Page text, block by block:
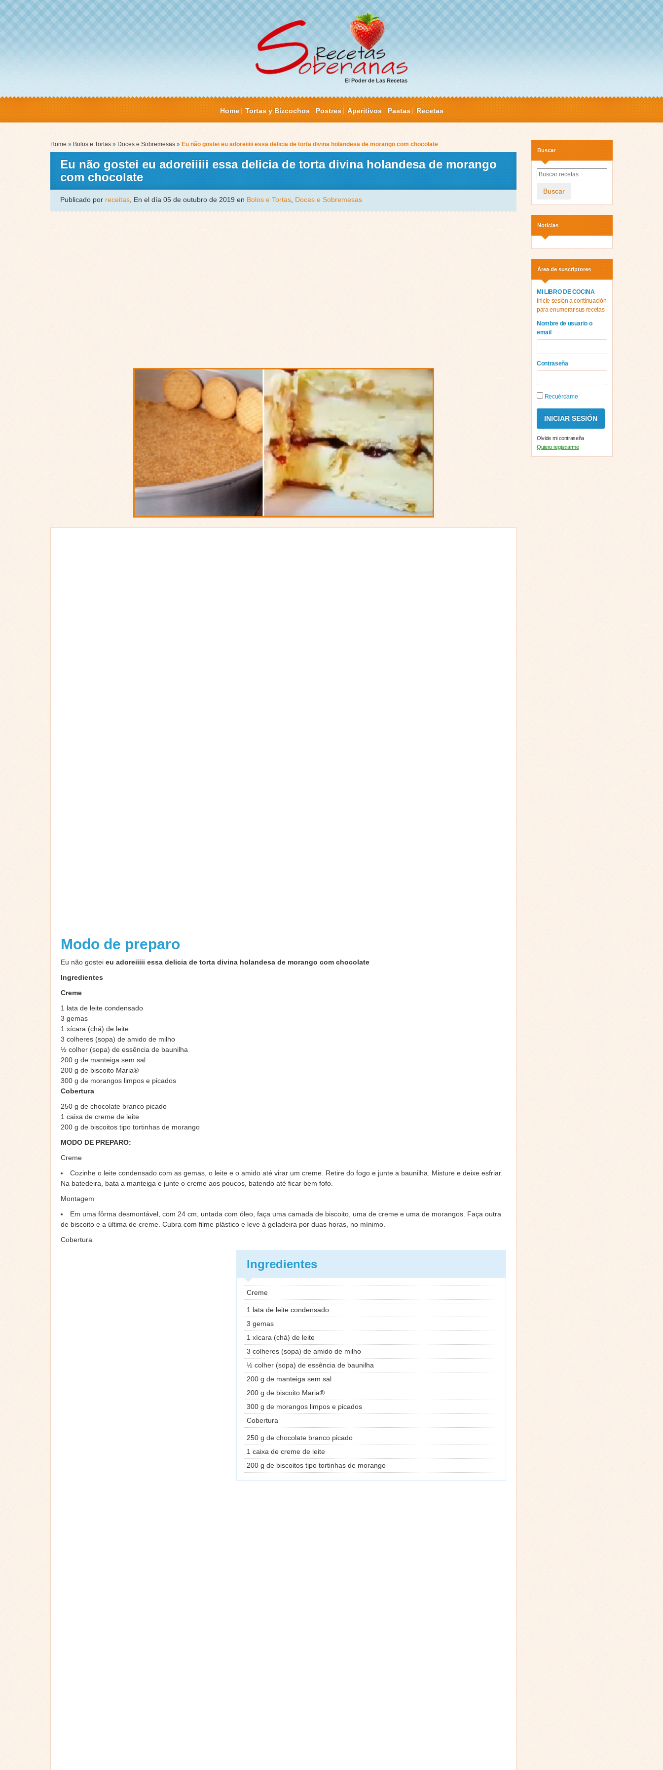
El Poder de Las Recetas
Home Tortas y Bizcochos Postres Aperitivos Pastas Recetas
Home » Bolos e Tortas » Doces e Sobremesas » Eu não gostei eu adoreiiiii essa delicia de torta divina holandesa de morango com chocolate
Eu não gostei eu adoreiiiii essa delicia de torta divina holandesa de morango
com chocolate
Publicado por receitas , En el día 05 de outubro de 2019 en Bolos e Tortas Doces e Sobremesas
Modo de preparo
Eu não gostei eu adoreiiiii essa delicia de torta divina holandesa de morango com chocolate
Ingredientes
Creme
1 lata de leite condensado
3 gemas
1 xícara (chá) de leite
3 colheres (sopa) de amido de milho
½ colher (sopa) de essência de baunilha
200 g de manteiga sem sal
200 g de biscoito Maria®
300 g de morangos limpos e picados
Cobertura
250 g de chocolate branco picado
1 caixa de creme de leite
200 g de biscoitos tipo tortinhas de morango
MODO DE PREPARO:
Creme
Cozinhe o leite condensado com as gemas, o leite e o amido até virar um creme. Retire do fogo e junte a baunilha. Misture e deixe esfriar.
Na batedeira, bata a manteiga e junte o creme aos poucos, batendo até ficar bem fofo.
Montagem
Em uma fôrma desmontável, com 24 cm, untada com óleo, faça uma camada de biscoito, uma de creme e uma de morangos. Faça outra
de biscoito e a última de creme. Cubra com filme plástico e leve à geladeira por duas horas, no mínimo.
Cobertura
Ingredientes
Creme
1 lata de leite condensado
3 gemas
1 xícara (chá) de leite
3 colheres (sopa) de amido de milho
½ colher (sopa) de essência de baunilha
200 g de manteiga sem sal
200 g de biscoito Maria®
300 g de morangos limpos e picados
Cobertura
250 g de chocolate branco picado
1 caixa de creme de leite
200 g de biscoitos tipo tortinhas de morango
Buscar
Buscar
Noticias
Área de suscriptores
MI LIBRO DE COCINA
Inicie sesión a continuación
para enumerar sus recetas
Nombre de usuario o
email
Contraseña
Recuérdame
Olvide mi contraseña
Quiero registrarme